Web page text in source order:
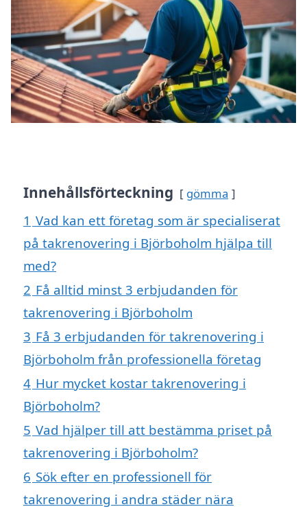
Innehållsförteckning gömma
1 Vad kan ett företag som är specialiserat
på takrenovering i Björboholm hjälpa till
med?
2 Få alltid minst 3 erbjudanden för
takrenovering i Björboholm
3 Få 3 erbjudanden för takrenovering i
Björboholm från professionella företag
4 Hur mycket kostar takrenovering i
Björboholm?
5 Vad hjälper till att bestämma priset på
takrenovering i Björboholm?
6 Sök efter en professionell för
takrenovering i andra städer nära